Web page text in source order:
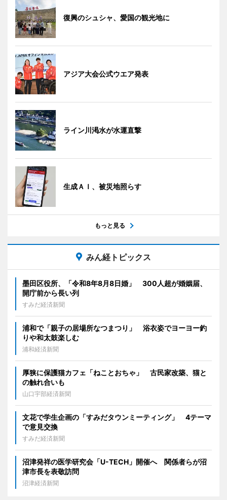
復興のシュシャ、愛国の観光地に
アジア大会公式ウエア発表
ライン川渇水が水運直撃
生成ＡＩ、被災地照らす
もっと見る
みん経トピックス
墨田区役所、「令和8年8月8日婚」 300人超が婚姻届、
開庁前から長い列
すみだ経済新聞
浦和で「親子の居場所なつまつり」 浴衣姿でヨーヨー釣
りや和太鼓楽しむ
浦和経済新聞
厚狭に保護猫カフェ「ねことおちゃ」 古民家改築、猫と
の触れ合いも
山口宇部経済新聞
文花で学生企画の「すみだタウンミーティング」 4テーマ
で意見交換
すみだ経済新聞
沼津発祥の医学研究会「U-TECH」開催へ 関係者らが沼
津市長を表敬訪問
沼津経済新聞